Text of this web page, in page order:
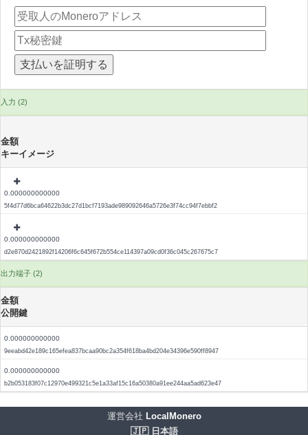
入力 (2)
金額
キーイメージ
0.000000000000
5f4d77d6bca64622b3dc27d1bcf7193ade989092646a5726e3f74cc94f7ebbf2
0.000000000000
d2e870d2421892f14206f6c645f672b554ce114397a09cd0f36c045c267675c7
出力端子 (2)
金額
公開鍵
0.000000000000
9eeabd42e189c165efea837bcaa90bc2a354f618ba4bd204e34396e590ff8947
0.000000000000
b2b053183f07c12970e499321c5e1a33af15c16a50380a91ee244aa5ad623e47
運営会社 LocalMonero
🇯🇵 日本語